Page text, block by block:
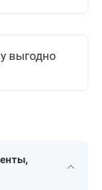
выгодно